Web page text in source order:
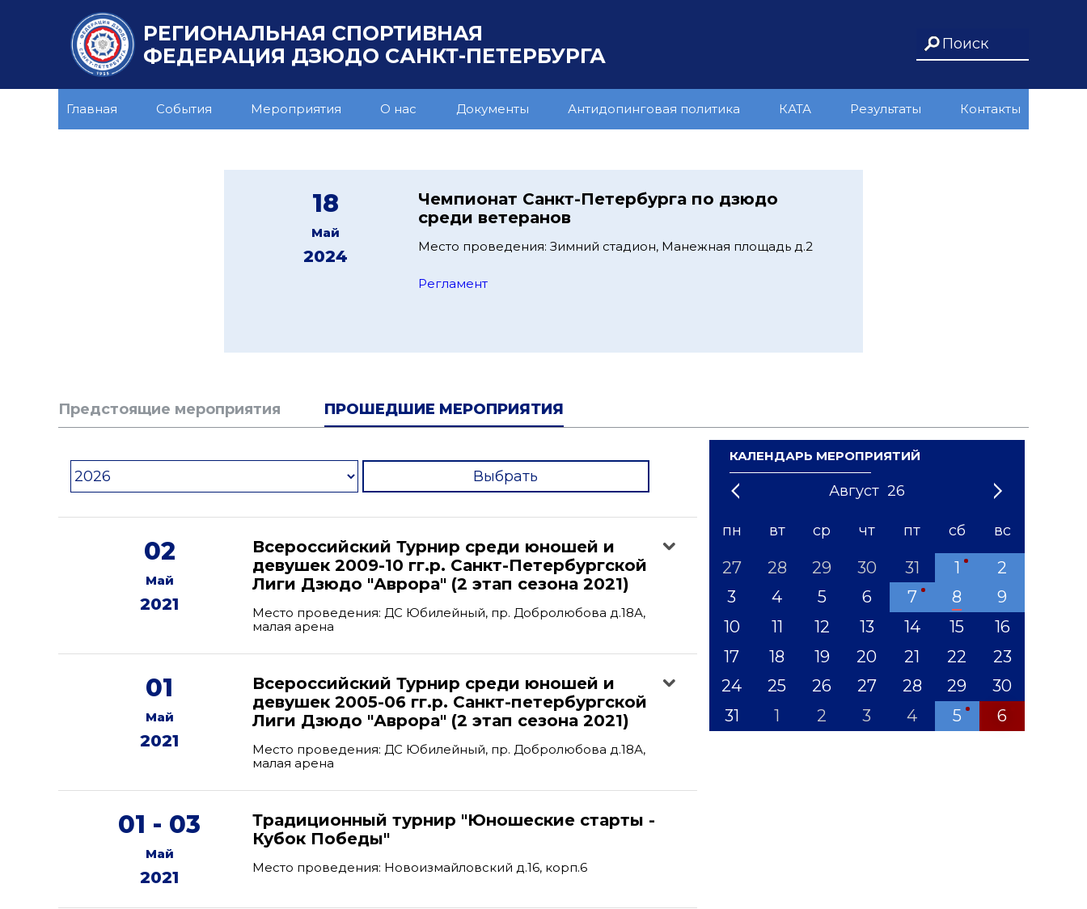
РЕГИОНАЛЬНАЯ СПОРТИВНАЯ
ФЕДЕРАЦИЯ ДЗЮДО САНКТ-ПЕТЕРБУРГА
Главная События Мероприятия О нас Документы Антидопинговая политика КАТА Результаты Контакты
18
Май
2024
Чемпионат Санкт-Петербурга по дзюдо
среди ветеранов
Место проведения: Зимний стадион, Манежная площадь д.2
Регламент
Предстоящие мероприятия ПРОШЕДШИЕ МЕРОПРИЯТИЯ
Выбрать
02
Май
2021
Всероссийский Турнир среди юношей и
девушек 2009-10 гг.р. Санкт-Петербургской
Лиги Дзюдо "Аврора" (2 этап сезона 2021)
Место проведения: ДС Юбилейный, пр. Добролюбова д.18А,
малая арена
01
Май
2021
Всероссийский Турнир среди юношей и
девушек 2005-06 гг.р. Санкт-петербургской
Лиги Дзюдо "Аврора" (2 этап сезона 2021)
Место проведения: ДС Юбилейный, пр. Добролюбова д.18А,
малая арена
01 - 03
Май
2021
Традиционный турнир "Юношеские старты -
Кубок Победы"
Место проведения: Новоизмайловский д.16, корп.6
КАЛЕНДАРЬ МЕРОПРИЯТИЙ
Август 26
1 3 5 8 10 12
'21 '23 '24 '25 '26 '27 '28 '29 '31
пн вт ср чт пт сб вс
27 28 29 30 31 1
2
3
4 5 6 7 8
9
10
11 12 13 14 15
16
17
18 19 20 21 22
23
24
25 26 27 28 29
30
31
1 2 3 4 5 6